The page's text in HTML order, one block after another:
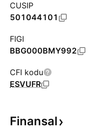
CUSIP
501044101
FIGI
BBG000BMY992
CFI kodu
ESVUFR
Finansal